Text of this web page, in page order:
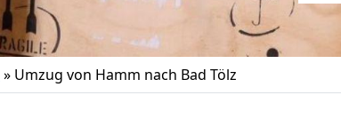
» Umzug von Hamm nach Bad Tölz